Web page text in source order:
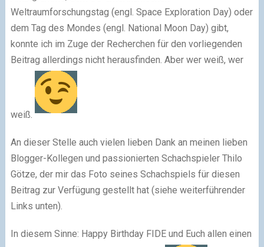
Weltraumforschungstag (engl. Space Exploration Day) oder
dem Tag des Mondes (engl. National Moon Day) gibt,
konnte ich im Zuge der Recherchen für den vorliegenden
Beitrag allerdings nicht herausfinden. Aber wer weiß, wer
weiß.
An dieser Stelle auch vielen lieben Dank an meinen lieben
Blogger-Kollegen und passionierten Schachspieler Thilo
Götze, der mir das Foto seines Schachspiels für diesen
Beitrag zur Verfügung gestellt hat (siehe weiterführender
Links unten).
In diesem Sinne: Happy Birthday FIDE und Euch allen einen